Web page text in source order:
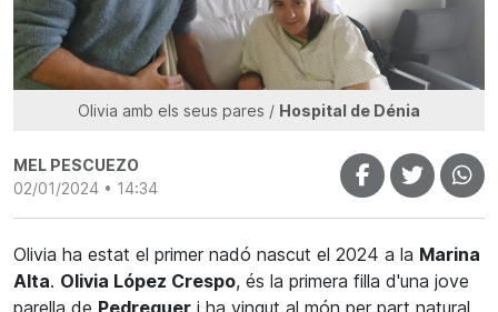
Olivia amb els seus pares / Hospital de Dénia
MEL PESCUEZO
02/01/2024 • 14:34
Olivia ha estat el primer nadó nascut el 2024 a la Marina
Alta. Olivia López Crespo, és la primera filla d'una jove
parella de Pedreguer i ha vingut al món per part natural